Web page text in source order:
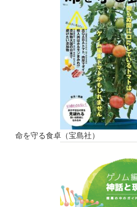
命を守る食卓（宝島社）